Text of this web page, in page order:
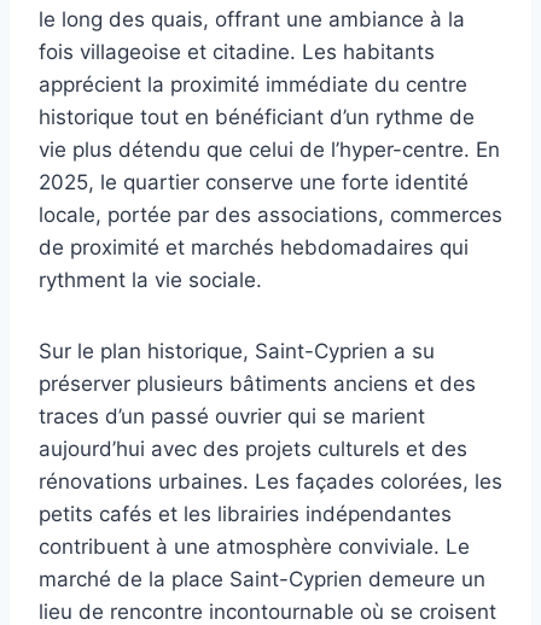
le long des quais, offrant une ambiance à la
fois villageoise et citadine. Les habitants
apprécient la proximité immédiate du centre
historique tout en bénéficiant d’un rythme de
vie plus détendu que celui de l’hyper-centre. En
2025, le quartier conserve une forte identité
locale, portée par des associations, commerces
de proximité et marchés hebdomadaires qui
rythment la vie sociale.
Sur le plan historique, Saint-Cyprien a su
préserver plusieurs bâtiments anciens et des
traces d’un passé ouvrier qui se marient
aujourd’hui avec des projets culturels et des
rénovations urbaines. Les façades colorées, les
petits cafés et les librairies indépendantes
contribuent à une atmosphère conviviale. Le
marché de la place Saint-Cyprien demeure un
lieu de rencontre incontournable où se croisent